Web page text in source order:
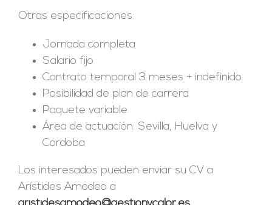
Otras especificaciones:
Jornada completa
Salario fijo
Contrato temporal 3 meses + indefinido
Posibilidad de plan de carrera
Paquete variable
Área de actuación: Sevilla, Huelva y
Córdoba
Los interesados pueden enviar su CV a
Arístides Amodeo a